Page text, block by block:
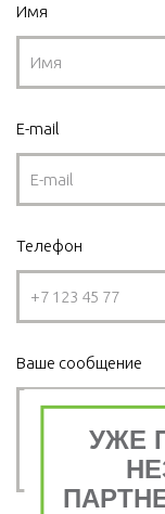
Имя
E-mail
Телефон
Ваше сообщение
УЖЕ